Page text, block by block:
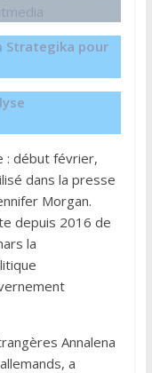
Strategika pour
: début février,
dans la presse
Morgan.
depuis 2016 de
la
Annalena
a